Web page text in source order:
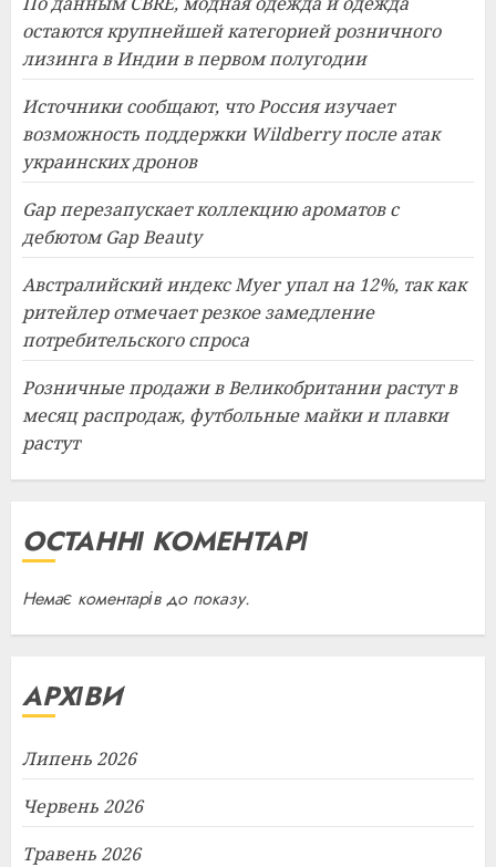
остаются крупнейшей категорией розничного
лизинга в Индии в первом полугодии
Источники сообщают, что Россия изучает
возможность поддержки Wildberry после атак
украинских дронов
Gap перезапускает коллекцию ароматов с
дебютом Gap Beauty
Австралийский индекс Myer упал на 12%, так как
ритейлер отмечает резкое замедление
потребительского спроса
Розничные продажи в Великобритании растут в
месяц распродаж, футбольные майки и плавки
растут
ОСТАННІ КОМЕНТАРІ
Немає коментарів до показу.
АРХІВИ
Липень 2026
Червень 2026
Травень 2026